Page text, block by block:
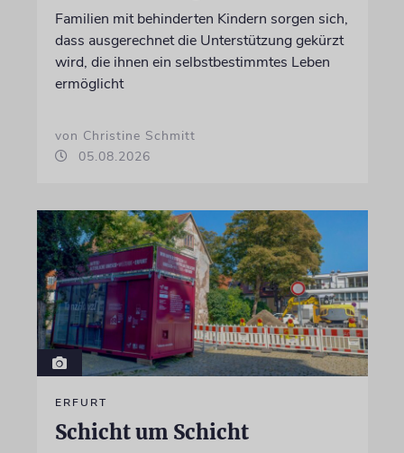
Familien mit behinderten Kindern sorgen sich,
dass ausgerechnet die Unterstützung gekürzt
wird, die ihnen ein selbstbestimmtes Leben
ermöglicht
von Christine Schmitt
05.08.2026
ERFURT
Schicht um Schicht